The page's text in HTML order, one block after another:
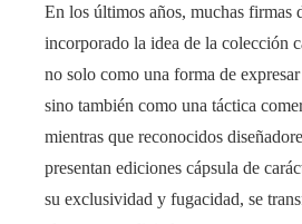
En los últimos años, muchas firmas
incorporado la idea de la colección
no solo como una forma de
sino también como una táctica
mientras que reconocidos
presentan ediciones cápsula de
su exclusividad y fugacidad, se